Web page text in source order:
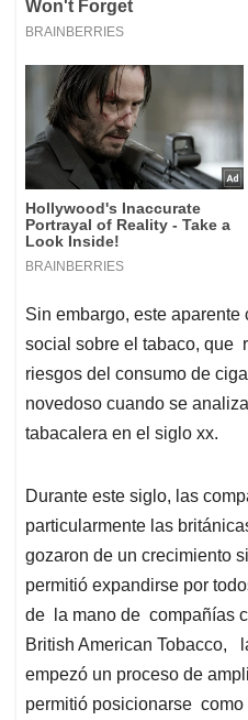
Sin embargo, este
social sobre el tabaco, que
riesgos del consumo de
novedoso cuando se
tabacalera en el siglo xx.
Durante este siglo, las
particularmente las
gozaron de un crecimiento
permitió expandirse por
de la mano de compañías
British American Tobacco,
empezó un proceso de
permitió posicionarse